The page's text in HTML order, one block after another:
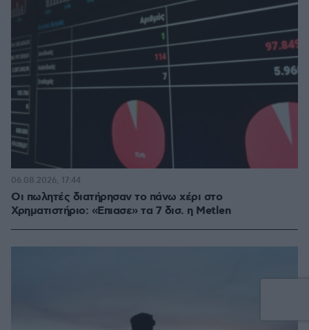
Οι πωλητές διατήρησαν το πάνω χέρι στο
Χρηματιστήριο: «Επιασε» τα 7 δισ. η Metlen
06.08.2026, 17:44